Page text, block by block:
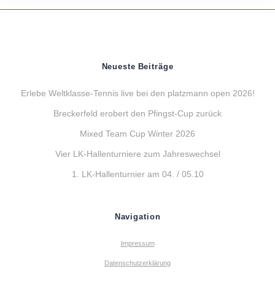
Neueste Beiträge
Erlebe Weltklasse-Tennis live bei den platzmann open 2026!
Breckerfeld erobert den Pfingst-Cup zurück
Mixed Team Cup Winter 2026
Vier LK-Hallenturniere zum Jahreswechsel
1. LK-Hallenturnier am 04. / 05.10
Navigation
Impressum
Datenschutzerklärung